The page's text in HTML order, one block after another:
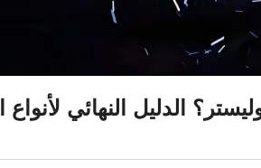
الدليل النهائي